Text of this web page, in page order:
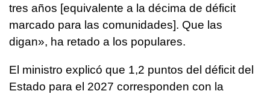
tres años [equivalente a la décima de déficit
marcado para las comunidades]. Que las
digan», ha retado a los populares.
El ministro explicó que 1,2 puntos del déficit del
Estado para el 2027 corresponden con la